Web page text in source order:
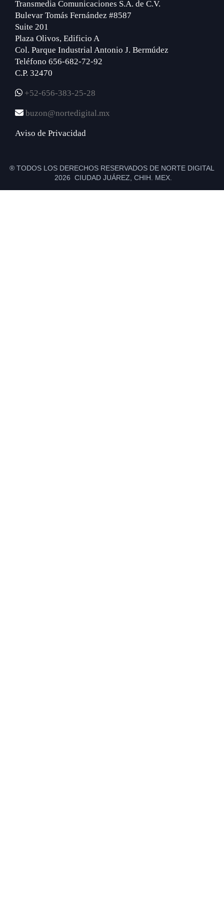
Transmedia Comunicaciones S.A. de C.V.
Bulevar Tomás Fernández #8587
Suite 201
Plaza Olivos, Edificio A
Col. Parque Industrial Antonio J. Bermúdez
Teléfono 656-682-72-92
C.P. 32470
+52-656-383-25-28
buzon@nortedigital.mx
Aviso de Privacidad
® TODOS LOS DERECHOS RESERVADOS DE NORTE DIGITAL
2026 CIUDAD JUÁREZ, CHIH. MEX.